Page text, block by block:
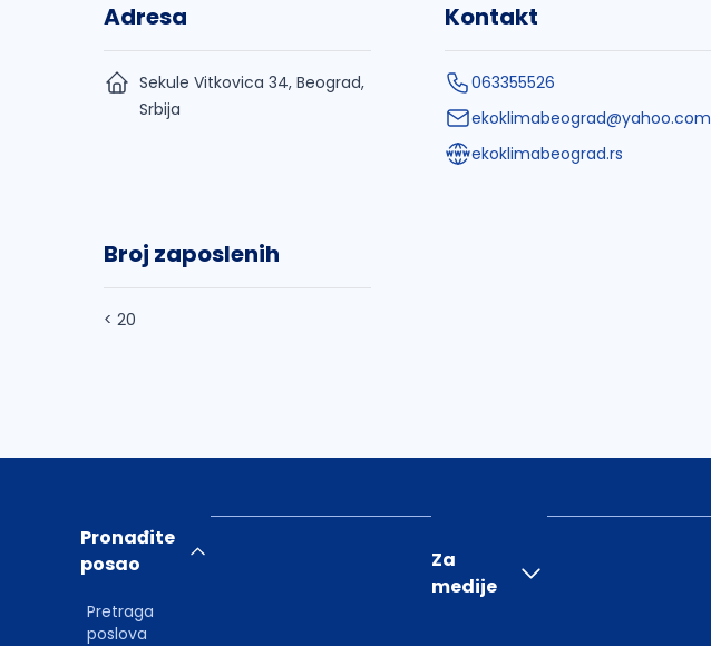
Adresa
Sekule Vitkovica 34, Beograd,
Srbija
Kontakt
063355526
ekoklimabeograd@yahoo.com
ekoklimabeograd.rs
Broj zaposlenih
< 20
Pronađite
posao
Pretraga
poslova
Za
medije